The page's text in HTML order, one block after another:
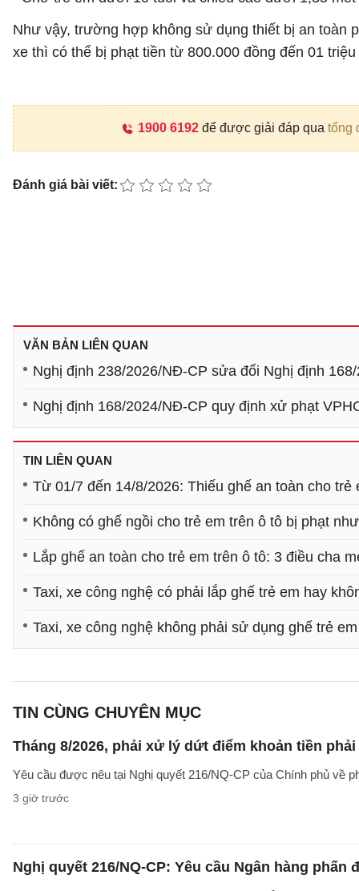
Như vậy, trường hợp không sử dụng thiết bị an toàn
xe thì có thể bị phạt tiền từ 800.000 đồng đến 01 triệu
1900 6192để được giải đáp qua tổng
Đánh giá bài viết:
VĂN BẢN LIÊN QUAN
Nghị định 238/2026/NĐ-CP sửa đổi Nghị định
Nghị định 168/2024/NĐ-CP quy định xử phạt
TIN LIÊN QUAN
Từ 01/7 đến 14/8/2026: Thiếu ghế an toàn cho
Không có ghế ngồi cho trẻ em trên ô tô bị phạt
Lắp ghế an toàn cho trẻ em trên ô tô: 3 điều cha
Taxi, xe công nghệ có phải lắp ghế trẻ em hay
Taxi, xe công nghệ không phải sử dụng ghế trẻ
TIN CÙNG CHUYÊN MỤC
Tháng 8/2026, phải xử lý dứt điểm khoản tiền
Yêu cầu được nêu tại Nghị quyết 216/NQ-CP của Chính phủ về
3 giờ trước
Nghị quyết 216/NQ-CP: Yêu cầu Ngân hàng phấn